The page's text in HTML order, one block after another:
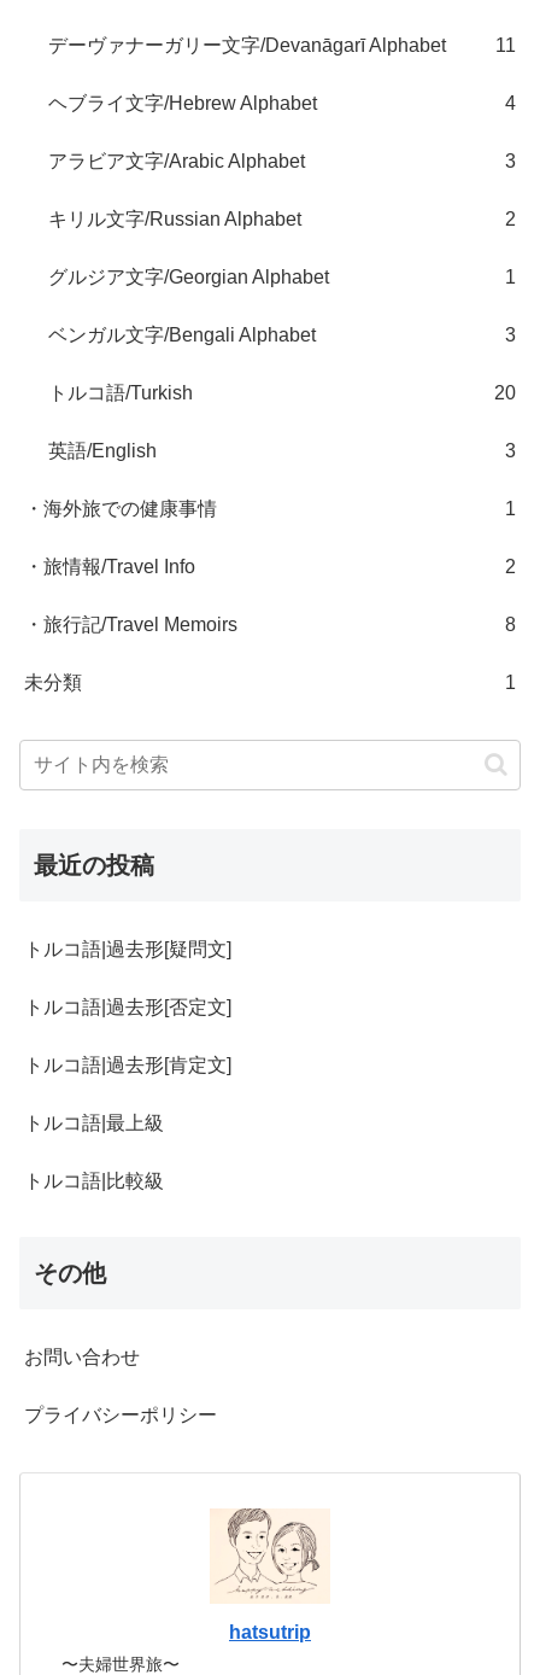
デーヴァナーガリー文字/Devanāgarī Alphabet 11
ヘブライ文字/Hebrew Alphabet 4
アラビア文字/Arabic Alphabet 3
キリル文字/Russian Alphabet 2
グルジア文字/Georgian Alphabet 1
ベンガル文字/Bengali Alphabet 3
トルコ語/Turkish 20
英語/English 3
・海外旅での健康事情 1
・旅情報/Travel Info 2
・旅行記/Travel Memoirs 8
未分類 1
最近の投稿
トルコ語|過去形[疑問文]
トルコ語|過去形[否定文]
トルコ語|過去形[肯定文]
トルコ語|最上級
トルコ語|比較級
その他
お問い合わせ
プライバシーポリシー
hatsutrip
〜夫婦世界旅〜